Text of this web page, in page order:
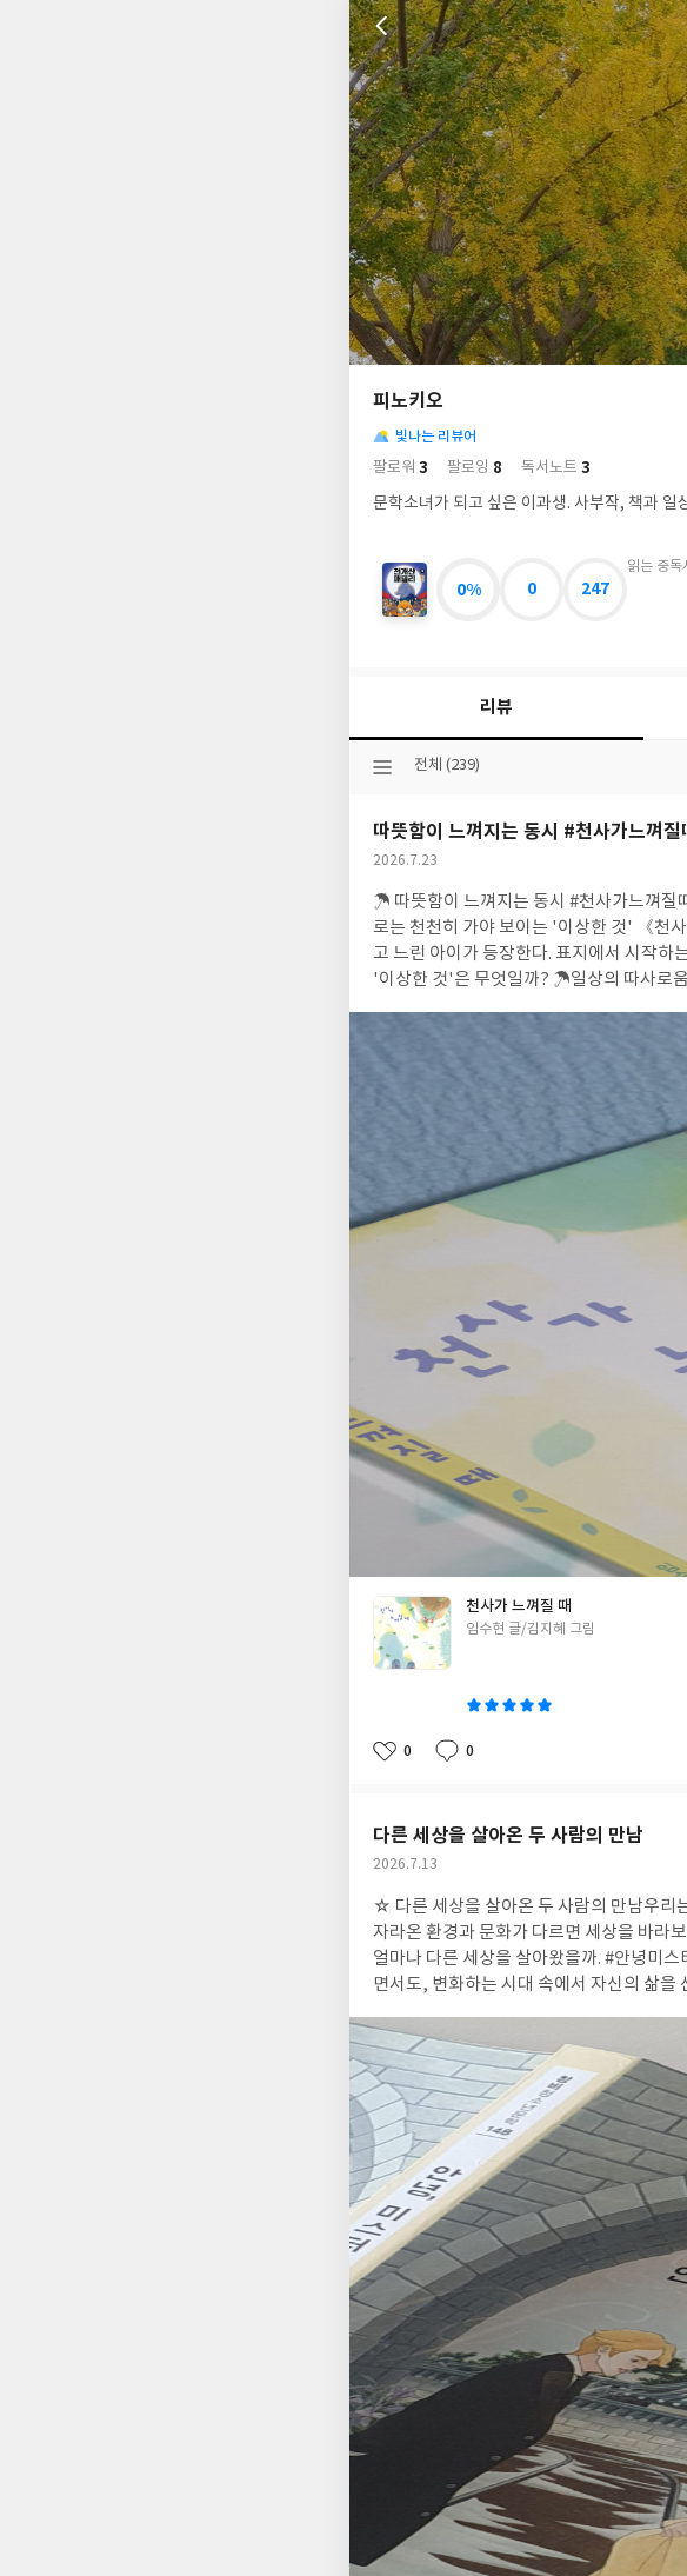
피노키오
님
의
사
락
빛나는 리뷰어
팔로워 3 팔로잉 8 독서노트 3
문학소녀가 되고 싶은 이과생. 사부작, 책과 일
읽는 중
천
개
3
독
0% 0 247
리뷰
선
분
류
전체 (239)
따뜻함이 느껴지는 동시 #천사가느껴
작
일
2026.7.23
☂ 따뜻함이 느껴지는 동시 #천사가느껴질때 와 부
로는 천천히 가야 보이는 '이상한 것' 《천
고 느린 아이가 등장한다. 표지에서 시작하
'이상한 것'은 무엇일까? ☂일상의 따사로움일상 속 따사로운 것을 놓치며 지나가는 어른들에게 보라는 듯 느리고 느
세상을 얼마나 바쁘게 살아가고 있었나?
개의 행에 담아내고 있다. ☂ 그림작가 김
따스함이 느껴져 더 반가웠던거 같다. 이
날씨와도 닮아있고, 또 이따금 무더위 속 시원하게 불어오는 바람과도 닮아있는 그림이었다. 더위에 지친 요즘날씨에
시원하고도 따스한 바람을 불어줄 그림
탓에, 바쁘다는 핑계로 많은 것을 흘려보
천사가 느껴질 때
글
임수현 글/김지혜 그림
좋
0
댓
0
작
다른 세상을 살아온 두 사람의 만남
작
일
2026.7.13
☆ 다른 세상을 살아온 두 사람의 만남우리
자라온 환경과 문화가 다르면 세상을 바라
얼마나 다른 세상을 살아왔을까. #안녕미
면서도, 변화하는 시대 속에서 자신의 삶
는 별똥별을 '큰 별이 진다'는 불길한 징조
믿는다. 같은 하늘, 같은 별을 바라보면서도
까."라며 웃고, 계손향에게 함께 소원을 빌
른지 다시 한번 생각하게 되었다. 살아온 배
은 쉽게 좁혀지지 않을지도 모른다. 하지만,
같은 하늘을 바라보며 같은 소원을 빌어 본
어가려는 두 사람의 모습을 가장 잘 보여주는 장면이라고 느꼈다. ☆ 자신의
해 놓은 삶을 그대로 받아들이지 않는다.
으로 나아간다. 같은 여성으로서 그런 계손
쉽지 않은 일이다. 더구나 여성에게 많은
터 타이거》는 단순한 사랑 이야기가 아니
하는 방법을 이야기하고, 시대의 편견 속에서
사람을 이해하는 일이 어려운 시대를 살아
이해하려는 마음이야말로 함께 살아가기
아 읽고 작성한 감상문 입